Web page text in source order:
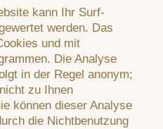
kann Ihr Surf-
werden. Das
und mit
Die Analyse
in der Regel anonym;
zu Ihnen
können dieser Analyse
die Nichtbenutzung